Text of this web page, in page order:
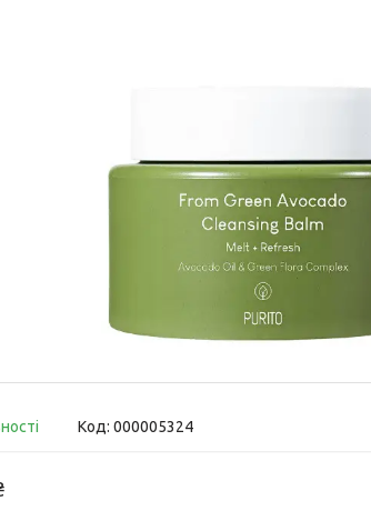
Код: 000005324